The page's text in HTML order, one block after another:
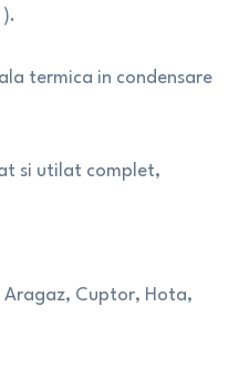
termica in condensare
si utilat complet,
Aragaz, Cuptor, Hota,